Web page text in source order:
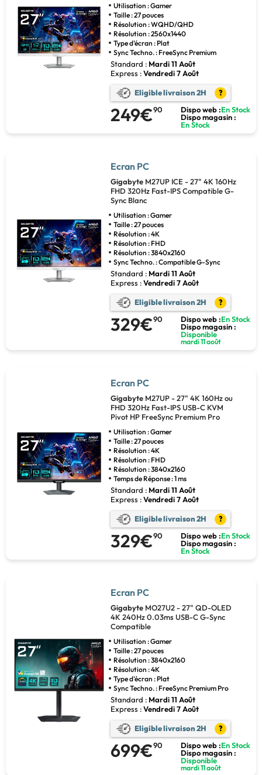
Utilisation : Gamer
Taille : 27 pouces
Résolution : WQHD/QHD
Résolution : 2560x1440
Type d'écran : Plat
Sync Techno. : FreeSync Premium
Standard : Mardi 11 Août
Express :Vendredi 7 Août
Eligible livraison 2H ?
249€90 Dispo web :En Stock
Dispo magasin :
En Stock
Ecran PC
Gigabyte M27UP ICE - 27" 4K 160Hz
FHD 320Hz Fast-IPS Compatible G-
Sync Blanc
Utilisation : Gamer
Taille : 27 pouces
Résolution : 4K
Résolution : FHD
Résolution : 3840x2160
Sync Techno. : Compatible G-Sync
Standard : Mardi 11 Août
Express :Vendredi 7 Août
Eligible livraison 2H ?
329€90 Dispo web :En Stock
Dispo magasin :
Disponible
mardi 11 août
Ecran PC
Gigabyte M27UP - 27" 4K 160Hz ou
FHD 320Hz Fast-IPS USB-C KVM
Pivot HP FreeSync Premium Pro
Utilisation : Gamer
Taille : 27 pouces
Résolution : 4K
Résolution : FHD
Résolution : 3840x2160
Temps de Réponse : 1 ms
Standard : Mardi 11 Août
Express :Vendredi 7 Août
Eligible livraison 2H ?
329€90 Dispo web :En Stock
Dispo magasin :
En Stock
Ecran PC
Gigabyte MO27U2 - 27" QD-OLED
4K 240Hz 0.03ms USB-C G-Sync
Compatible
Utilisation : Gamer
Taille : 27 pouces
Résolution : 3840x2160
Résolution : 4K
Type d'écran : Plat
Sync Techno. : FreeSync Premium Pro
Standard : Mardi 11 Août
Express :Vendredi 7 Août
Eligible livraison 2H ?
699€90 Dispo web :En Stock
Dispo magasin :
Disponible
mardi 11 août